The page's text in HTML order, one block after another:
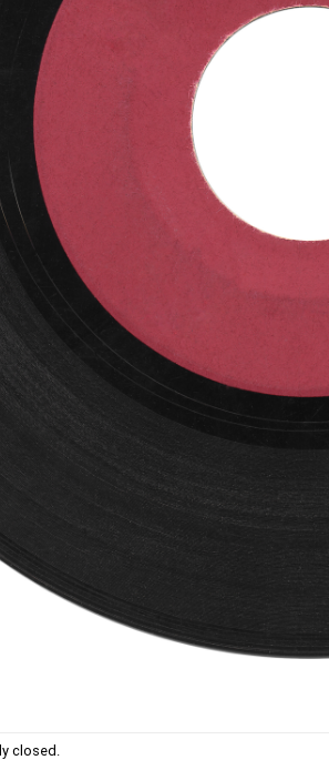
closed.